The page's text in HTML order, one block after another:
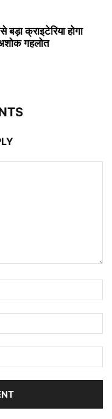
क्राइटेरिया होगा
गहलोत